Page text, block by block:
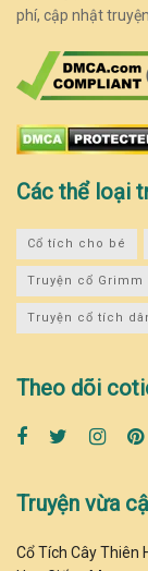
phí, cập nhật
Các thể loại
Cổ tích cho bé
Truyện cổ Grimm
Truyện cổ tích
Theo dõi
Truyện vừa
Cổ Tích Cây Thiên